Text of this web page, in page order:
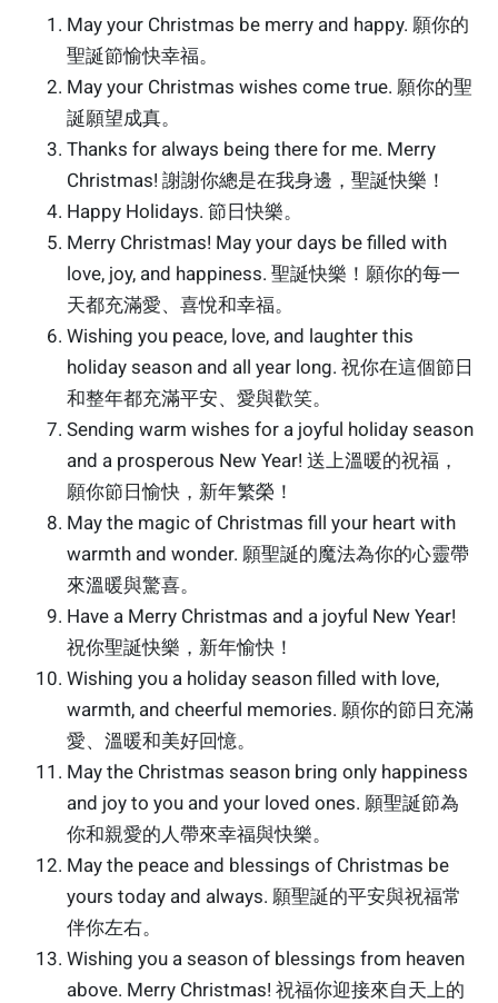
May your Christmas be merry and happy. 願你的
聖誕節愉快幸福。
May your Christmas wishes come true. 願你的聖
誕願望成真。
Thanks for always being there for me. Merry
Christmas! 謝謝你總是在我身邊，聖誕快樂！
Happy Holidays. 節日快樂。
Merry Christmas! May your days be filled with
love, joy, and happiness. 聖誕快樂！願你的每一
天都充滿愛、喜悅和幸福。
Wishing you peace, love, and laughter this
holiday season and all year long. 祝你在這個節日
和整年都充滿平安、愛與歡笑。
Sending warm wishes for a joyful holiday season
and a prosperous New Year! 送上溫暖的祝福，
願你節日愉快，新年繁榮！
May the magic of Christmas fill your heart with
warmth and wonder. 願聖誕的魔法為你的心靈帶
來溫暖與驚喜。
Have a Merry Christmas and a joyful New Year!
祝你聖誕快樂，新年愉快！
Wishing you a holiday season filled with love,
warmth, and cheerful memories. 願你的節日充滿
愛、溫暖和美好回憶。
May the Christmas season bring only happiness
and joy to you and your loved ones. 願聖誕節為
你和親愛的人帶來幸福與快樂。
May the peace and blessings of Christmas be
yours today and always. 願聖誕的平安與祝福常
伴你左右。
Wishing you a season of blessings from heaven
above. Merry Christmas! 祝福你迎接來自天上的